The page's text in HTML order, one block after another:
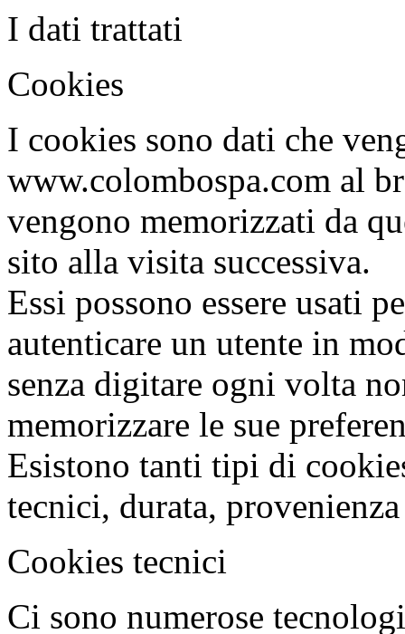
I dati trattati
Cookies
I cookies sono dati che
www.colombospa.com al
vengono memorizzati da
sito alla visita successiva.
Essi possono essere usati
autenticare un utente in
senza digitare ogni volta
memorizzare le sue
Esistono tanti tipi di
tecnici, durata,
Cookies tecnici
Ci sono numerose